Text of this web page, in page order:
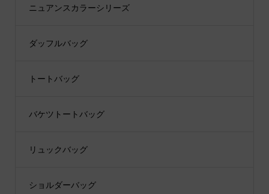
ニュアンスカラーシリーズ
ダッフルバッグ
トートバッグ
バケツトートバッグ
リュックバッグ
ショルダーバッグ